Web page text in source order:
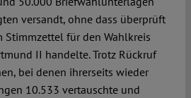
versandt, ohne dass überprüft
Stimmzettel für den Wahlkreis
II handelte. Trotz Rückruf
bei denen ihrerseits wieder
10.533 vertauschte und